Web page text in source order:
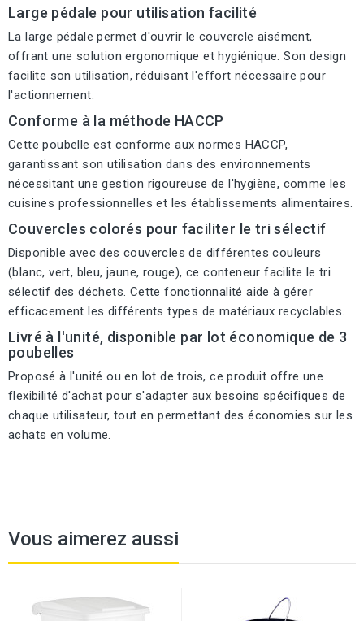
Large pédale pour utilisation facilité
La large pédale permet d'ouvrir le couvercle aisément,
offrant une solution ergonomique et hygiénique. Son design
facilite son utilisation, réduisant l'effort nécessaire pour
l'actionnement.
Conforme à la méthode HACCP
Cette poubelle est conforme aux normes HACCP,
garantissant son utilisation dans des environnements
nécessitant une gestion rigoureuse de l'hygiène, comme les
cuisines professionnelles et les établissements alimentaires.
Couvercles colorés pour faciliter le tri sélectif
Disponible avec des couvercles de différentes couleurs
(blanc, vert, bleu, jaune, rouge), ce conteneur facilite le tri
sélectif des déchets. Cette fonctionnalité aide à gérer
efficacement les différents types de matériaux recyclables.
Livré à l'unité, disponible par lot économique de 3
poubelles
Proposé à l'unité ou en lot de trois, ce produit offre une
flexibilité d'achat pour s'adapter aux besoins spécifiques de
chaque utilisateur, tout en permettant des économies sur les
achats en volume.
Vous aimerez aussi